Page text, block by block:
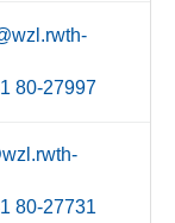
80-27997
80-27731